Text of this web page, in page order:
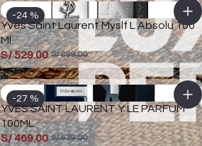
-24 %
Yves Saint Laurent Myslf L Absolu 100
Ml
S/ 529.00 S/ 699.00
-27 %
YVES SAINT LAURENT Y LE PARFUM
100ML
S/ 469.00 S/ 639.00